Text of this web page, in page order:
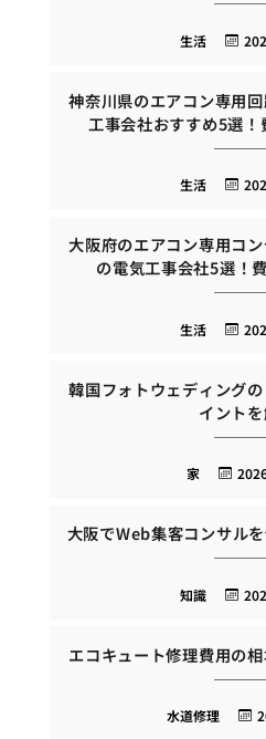
生活
神奈川県のエアコン専用
工事会社おすすめ5選
生活
大阪府のエアコン専用コ
の電気工事会社5選！
生活
韓国フォトウェディング
イント
家
大阪でWeb集客コンサル
知識
エコキュート修理費用の
水道修理